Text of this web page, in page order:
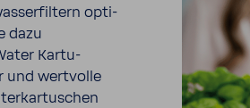
opti­
dazu
Kartu­
und wert­volle